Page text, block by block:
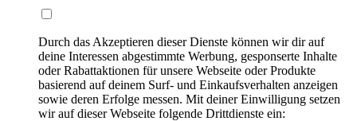
Durch das Akzeptieren dieser Dienste können wir dir auf
deine Interessen abgestimmte Werbung, gesponserte Inhalte
oder Rabattaktionen für unsere Webseite oder Produkte
basierend auf deinem Surf- und Einkaufsverhalten anzeigen
sowie deren Erfolge messen. Mit deiner Einwilligung setzen
wir auf dieser Webseite folgende Drittdienste ein: